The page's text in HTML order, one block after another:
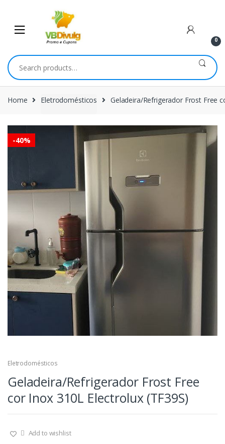
navigation
content
0
Search
for:
Home Eletrodomésticos Geladeira/Refrigerador Frost Free
-40%
Eletrodomésticos
Geladeira/Refrigerador Frost Free
cor Inox 310L Electrolux (TF39S)
Add to wishlist